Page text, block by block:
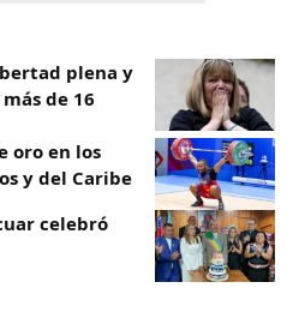
plena y
de 16
oro en los
y del Caribe
celebró